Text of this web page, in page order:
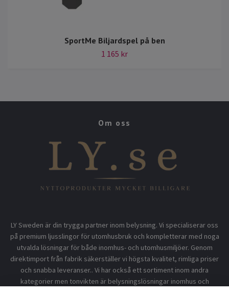
SportMe Biljardspel på ben
1 165 kr
Om oss
LY Sweden är din trygga partner inom belysning. Vi specialiserar oss
på premium ljusslingor för utomhusbruk och kompletterar med noga
utvalda lösningar för både inomhus- och utomhusmiljöer. Genom
direktimport från fabrik säkerställer vi högsta kvalitet, rimliga priser
och snabba leveranser.. Vi har också ett sortiment inom andra
kategorier men tonvikten är belysningslösningar inomhus och